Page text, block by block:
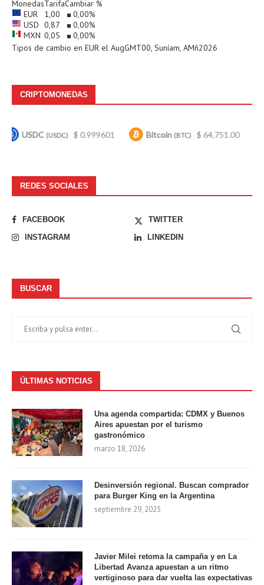
MonedasTarifaCambiar %
EUR
1,00 0,00%
USD 0,87 0,00%
MXN 0,05 0,00%
Tipos de cambio en EUR el AugGMT00, Suníam, AMñ2026
CRIPTOMONEDAS
$ 0.999601 Bitcoin (BTC) $ 64,751.00 Ethereum
REDES SOCIALES
FACEBOOK
TWITTER
INSTAGRAM
LINKEDIN
BUSCAR
ÚLTIMAS NOTICIAS
Una agenda compartida: CDMX y Buenos
Aires apuestan por el turismo
gastronómico
marzo 18, 2026
Desinversión regional. Buscan comprador
para Burger King en la Argentina
septiembre 29, 2025
Javier Milei retoma la campaña y en La
Libertad Avanza apuestan a un ritmo
vertiginoso para dar vuelta las expectativas